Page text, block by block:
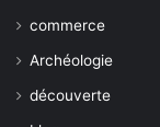
commerce
Archéologie
découverte